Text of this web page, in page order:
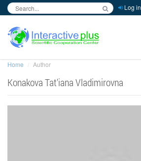
Log in
Home Author
Konakova Tat'iana Vladimirovna